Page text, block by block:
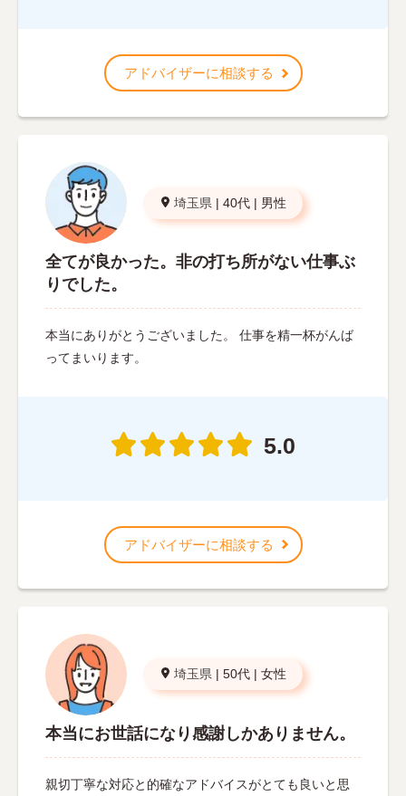
アドバイザーに相談する
埼玉県 | 40代 | 男性
全てが良かった。非の打ち所がない仕事ぶ
りでした。
本当にありがとうございました。 仕事を精一杯がんば
ってまいります。
5.0
アドバイザーに相談する
埼玉県 | 50代 | 女性
本当にお世話になり感謝しかありません。
親切丁寧な対応と的確なアドバイスがとても良いと思